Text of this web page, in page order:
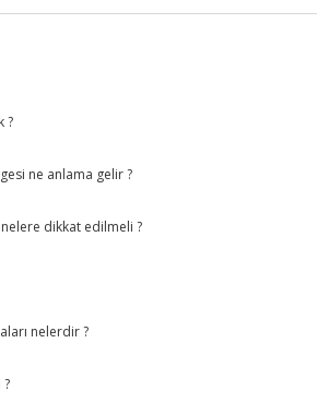
?
ne anlama gelir ?
dikkat edilmeli ?
nelerdir ?